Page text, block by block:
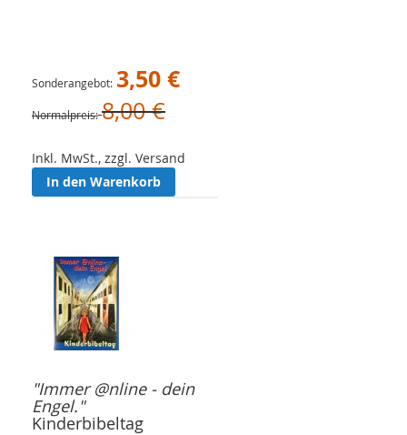
Sonderangebot 3,50 €
Normalpreis 8,00 €
Inkl. MwSt., zzgl. Versand
In den Warenkorb
"Immer @nline - dein
Engel."
Kinderbibeltag